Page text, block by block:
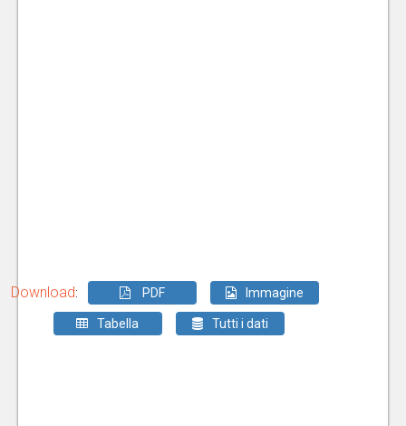
Download: PDF Immagine
Tabella Tutti i dati